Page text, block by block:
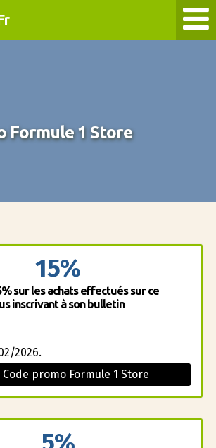
Formule 1 Store
15%
sur les achats effectués sur ce
inscrivant à son bulletin
2026.
promo Formule 1 Store